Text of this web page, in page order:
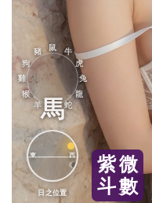
紫微
斗數
鼠
牛
虎
兔
龍
蛇
馬
羊
猴
雞
狗
豬
東 西
日之位置